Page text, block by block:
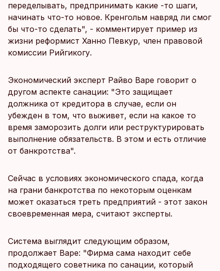
переделывать, предпринимать какие -то шаги,
начинать что-то новое. Кренгольм навряд ли смог
бы что-то сделать", - комментирует пример из
жизни реформист Ханно Певкур, член правовой
комиссии Рийгикогу.
Экономический эксперт Райво Варе говорит о
другом аспекте санации: "Это защищает
должника от кредитора в случае, если он
убежден в том, что выживет, если на какое то
время заморозить долги или реструктурировать
выполнение обязательств. В этом и есть отличие
от банкротства".
Сейчас в условиях экономического спада, когда
на грани банкротства по некоторым оценкам
может оказаться треть предприятий - этот закон
своевременная мера, считают эксперты.
Система выглядит следующим образом,
продолжает Варе: "Фирма сама находит себе
подходящего советника по санации, который